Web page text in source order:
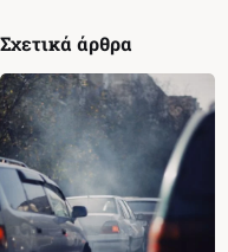
Σχετικά άρθρα